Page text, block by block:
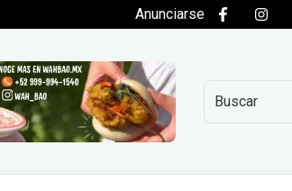
Anunciarse